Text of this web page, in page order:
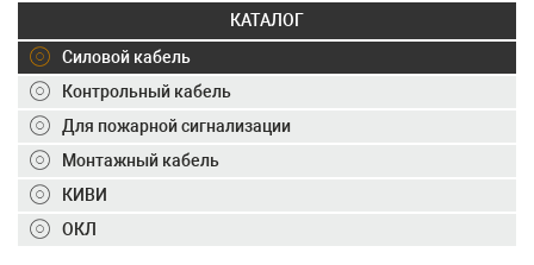
ОКЛ
Вакансии
Контакты
+7 (495) 150-40-20
КАТАЛОГ
Силовой кабель
Контрольный кабель
Для пожарной сигнализации
Монтажный кабель
КИВИ
ОКЛ